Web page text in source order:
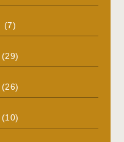
(7)
(29)
(26)
(10)